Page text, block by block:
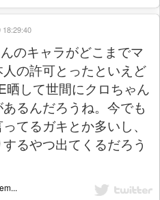
のキャラがどこまでマ
の許可とったといえど
晒して世間にクロちゃん
るんだろうね。今でも
てるガキとか多いし、
るやつ出てくるだろう
18:29:40